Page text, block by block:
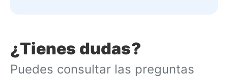
¿Tienes dudas?
Puedes consultar las preguntas